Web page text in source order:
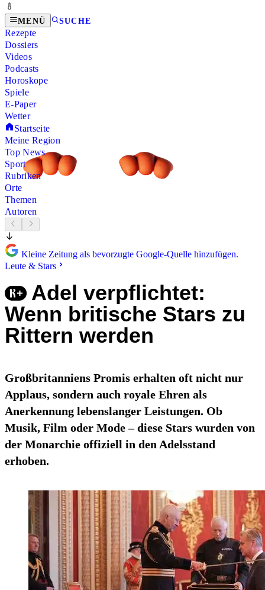
MENÜ SUCHE
Rezepte
Dossiers
Videos
Podcasts
Horoskope
Spiele
E-Paper
Wetter
Startseite
Meine Region
Top News
Sport
Rubriken
Orte
Themen
Autoren
Kleine Zeitung als bevorzugte Google-Quelle hinzufügen.
Leute & Stars
Adel verpflichtet:
Wenn britische Stars zu
Rittern werden
Großbritanniens Promis erhalten oft nicht nur
Applaus, sondern auch royale Ehren als
Anerkennung lebenslanger Leistungen. Ob
Musik, Film oder Mode – diese Stars wurden von
der Monarchie offiziell in den Adelsstand
erhoben.